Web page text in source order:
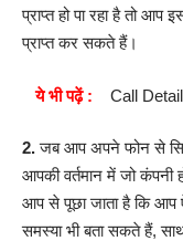
प्राप्त हो पा रहा है तो आप
प्राप्त कर सकते हैं।
ये भी पढ़ें : Call
2.जब आप अपने फोन से
आपकी वर्तमान में जो
आप से पूछा जाता है कि
समस्या भी बता सकते हैं,